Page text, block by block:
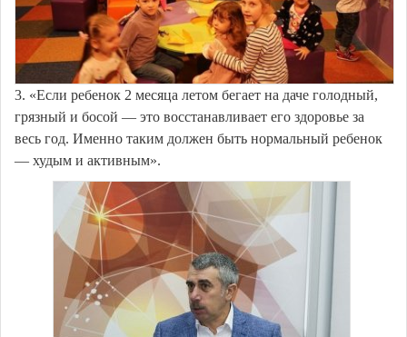
3. «Если ребенок 2 месяца летом бегает на даче голодный,
грязный и босой — это восстанавливает его здоровье за
весь год. Именно таким должен быть нормальный ребенок
— худым и активным».